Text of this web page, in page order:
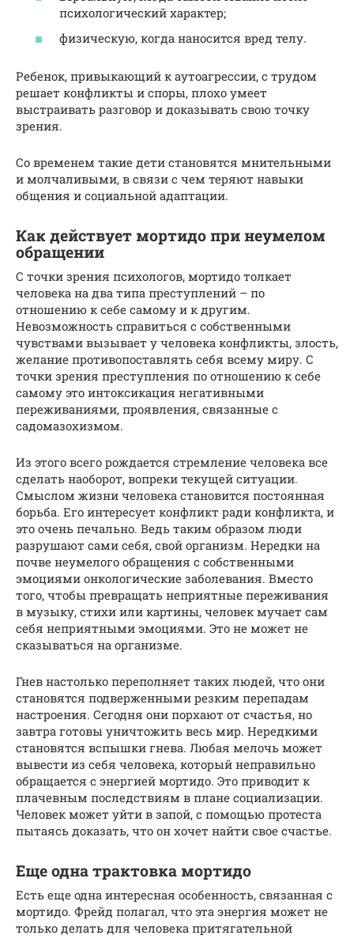
психологический характер;
физическую, когда наносится вред телу.
Ребенок, привыкающий к аутоагрессии, с трудом
решает конфликты и споры, плохо умеет
выстраивать разговор и доказывать свою точку
зрения.
Со временем такие дети становятся мнительными
и молчаливыми, в связи с чем теряют навыки
общения и социальной адаптации.
Как действует мортидо при неумелом
обращении
С точки зрения психологов, мортидо толкает
человека на два типа преступлений – по
отношению к себе самому и к другим.
Невозможность справиться с собственными
чувствами вызывает у человека конфликты, злость,
желание противопоставлять себя всему миру. С
точки зрения преступления по отношению к себе
самому это интоксикация негативными
переживаниями, проявления, связанные с
садомазохизмом.
Из этого всего рождается стремление человека все
сделать наоборот, вопреки текущей ситуации.
Смыслом жизни человека становится постоянная
борьба. Его интересует конфликт ради конфликта, и
это очень печально. Ведь таким образом люди
разрушают сами себя, свой организм. Нередки на
почве неумелого обращения с собственными
эмоциями онкологические заболевания. Вместо
того, чтобы превращать неприятные переживания
в музыку, стихи или картины, человек мучает сам
себя неприятными эмоциями. Это не может не
сказываться на организме.
Гнев настолько переполняет таких людей, что они
становятся подверженными резким перепадам
настроения. Сегодня они порхают от счастья, но
завтра готовы уничтожить весь мир. Нередкими
становятся вспышки гнева. Любая мелочь может
вывести из себя человека, который неправильно
обращается с энергией мортидо. Это приводит к
плачевным последствиям в плане социализации.
Человек может уйти в запой, с помощью протеста
пытаясь доказать, что он хочет найти свое счастье.
Еще одна трактовка мортидо
Есть еще одна интересная особенность, связанная с
мортидо. Фрейд полагал, что эта энергия может не
только делать для человека притягательной